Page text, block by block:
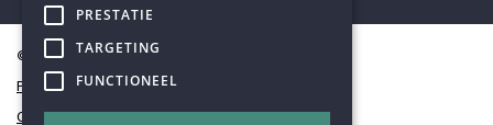
© Humanistisch Verbond 2026
Privacy
Cookiestatement
PRESTATIE
TARGETING
FUNCTIONEEL